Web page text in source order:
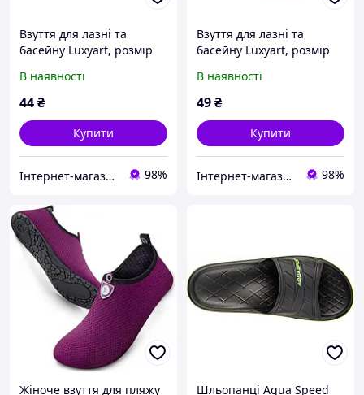
Взуття для лазні та
басейну Luxyart, розмір
В наявності
44₴
Купити
Інтернет-магазин Зозулька 98%
Взуття для лазні та
басейну Luxyart, розмір
В наявності
49₴
Купити
Інтернет-магазин Зозулька 98%
Жіноче взуття для пляжу
Шльопанці Aqua Speed